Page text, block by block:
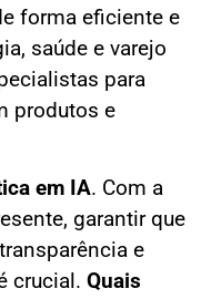
forma eficiente e
saúde e varejo
para
produtos e
em IA. Com a
garantir que
e
crucial. Quais